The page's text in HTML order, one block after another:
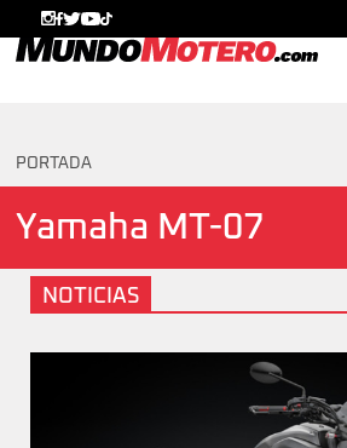
PORTADA
Yamaha MT-07
NOTICIAS